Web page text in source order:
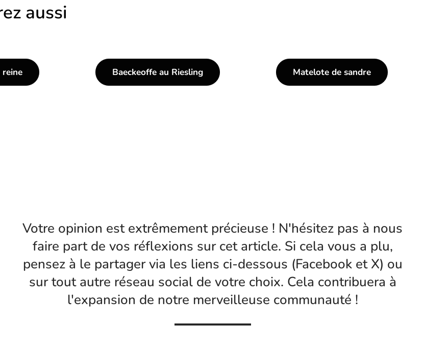
aussi
reine Baeckeoffe au Riesling Matelote de sandre
Votre opinion est extrêmement précieuse ! N'hésitez pas à nous
faire part de vos réflexions sur cet article. Si cela vous a plu,
pensez à le partager via les liens ci-dessous (Facebook et X) ou
sur tout autre réseau social de votre choix. Cela contribuera à
l'expansion de notre merveilleuse communauté !